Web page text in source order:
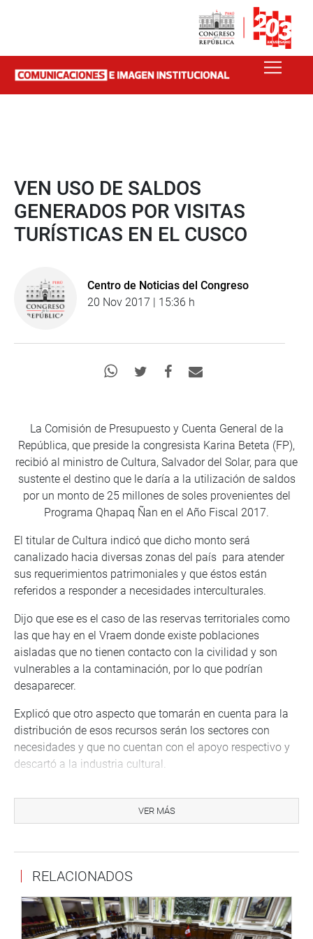
VEN USO DE SALDOS
GENERADOS POR VISITAS
TURÍSTICAS EN EL CUSCO
Centro de Noticias del Congreso
20 Nov 2017 | 15:36 h
La Comisión de Presupuesto y Cuenta General de la
República, que preside la congresista Karina Beteta (FP),
recibió al ministro de Cultura, Salvador del Solar, para que
sustente el destino que le daría a la utilización de saldos
por un monto de 25 millones de soles provenientes del
Programa Qhapaq Ñan en el Año Fiscal 2017.
El titular de Cultura indicó que dicho monto será
canalizado hacia diversas zonas del país para atender
sus requerimientos patrimoniales y que éstos están
referidos a responder a necesidades interculturales.
Dijo que ese es el caso de las reservas territoriales como
las que hay en el Vraem donde existe poblaciones
aisladas que no tienen contacto con la civilidad y son
vulnerables a la contaminación, por lo que podrían
desaparecer.
Explicó que otro aspecto que tomarán en cuenta para la
distribución de esos recursos serán los sectores con
necesidades y que no cuentan con el apoyo respectivo y
descartó a la industria cultural.
indicó que esos recursos son saldos del balance del Año
Fiscal 2017 generados por los ingresos producidos por
El congresista Armando Villanueva (AP) planteó que esos
recursos se queden en la ciudad imperial y Alejandra
Aramayo (FP) pidió la homogenización del presupuesto
VER MÁS
RELACIONADOS